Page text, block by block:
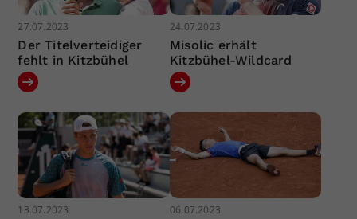
27.07.2023
Der Titelverteidiger
fehlt in Kitzbühel
24.07.2023
Misolic erhält
Kitzbühel-Wildcard
13.07.2023 06.07.2023